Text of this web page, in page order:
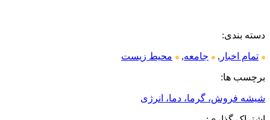
دسته بندی:
تمام اخبار , جامعه, محیط زیست
برچسب ها:
شیشه فروش، گرما، دما، انرژی